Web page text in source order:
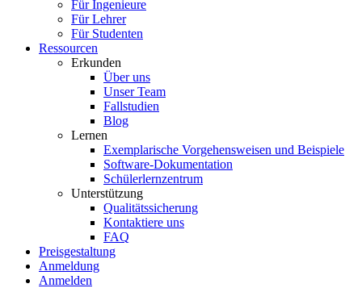
Für Ingenieure
Für Lehrer
Für Studenten
Ressourcen
Erkunden
Über uns
Unser Team
Fallstudien
Blog
Lernen
Exemplarische Vorgehensweisen und Beispiele
Software-Dokumentation
Schülerlernzentrum
Unterstützung
Qualitätssicherung
Kontaktiere uns
FAQ
Preisgestaltung
Anmeldung
Anmelden